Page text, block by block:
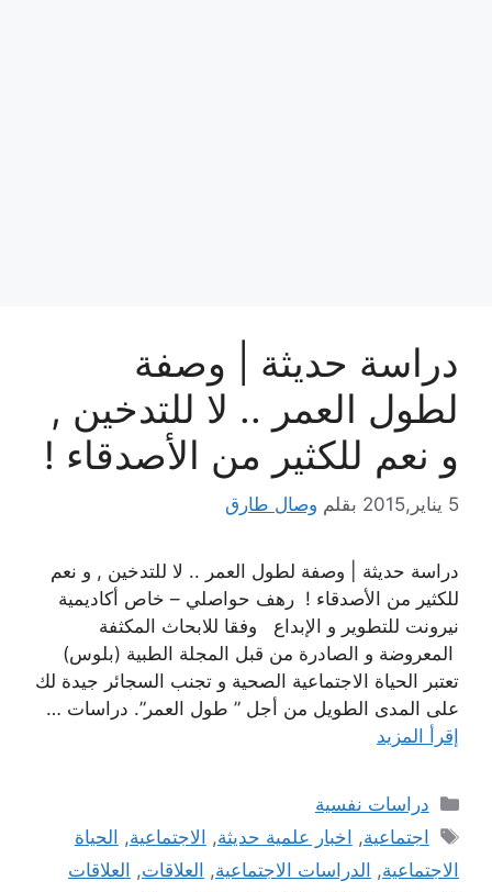
دراسة حديثة | وصفة
لطول العمر .. لا للتدخين ,
و نعم للكثير من الأصدقاء !
5 يناير,2015 بقلم وصال طارق
دراسة حديثة | وصفة لطول العمر .. لا للتدخين , و نعم
للكثير من الأصدقاء ! رهف حواصلي – خاص أكاديمية
نيرونت للتطوير و الإبداع وفقا للابحاث المكثفة
المعروضة و الصادرة من قبل المجلة الطبية (بلوس)
تعتبر الحياة الاجتماعية الصحية و تجنب السجائر جيدة لك
على المدى الطويل من أجل ” طول العمر”. دراسات …
إقرأ المزيد
التصنيفات
دراسات نفسية
الوسوم
اجتماعية, اخبار علمية حديثة, الاجتماعية, الحياة
الاجتماعية, الدراسات الاجتماعية, العلاقات, العلاقات